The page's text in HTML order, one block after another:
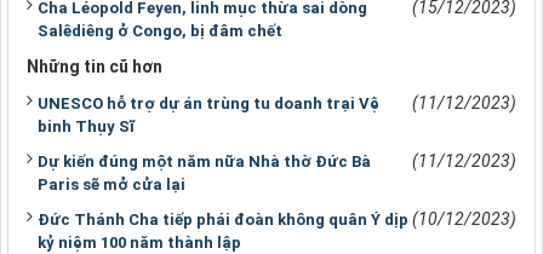
Cha Léopold Feyen, linh mục thừa sai dòng
Salêdiêng ở Congo, bị đâm chết
(15/12/2023)
Những tin cũ hơn
UNESCO hỗ trợ dự án trùng tu doanh trại Vệ
binh Thụy Sĩ
(11/12/2023)
Dự kiến đúng một năm nữa Nhà thờ Đức Bà
Paris sẽ mở cửa lại
(11/12/2023)
Đức Thánh Cha tiếp phái đoàn không quân Ý dịp
kỷ niệm 100 năm thành lập
(10/12/2023)